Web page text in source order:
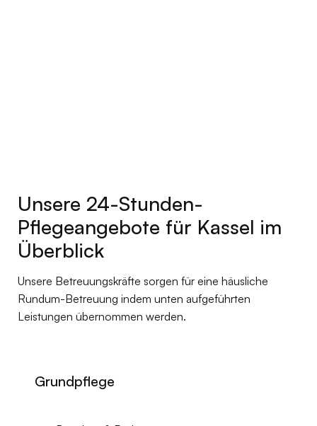
Unsere 24-Stunden-
Pflegeangebote für Kassel im
Überblick
Unsere Betreuungskräfte sorgen für eine häusliche
Rundum-Betreuung indem unten aufgeführten
Leistungen übernommen werden.
Grundpflege